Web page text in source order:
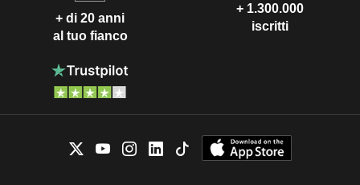
+ di 20 anni
al tuo fianco
+ 1.300.000
iscritti